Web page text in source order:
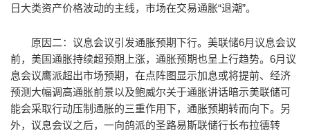
日大类资产价格波动的主线，市场在交易通胀“退潮”。
原因二：议息会议引发通胀预期下行。美联储6月议息会议
前，美国通胀持续超预期上涨，通胀预期也呈上行趋势。6月议
息会议鹰派超出市场预期，在点阵图显示加息或将提前、经济
预测大幅调高通胀前景以及鲍威尔关于通胀讲话暗示美联储可
能会采取行动压制通胀的三重作用下，通胀预期转而向下。另
外，议息会议之后，一向鸽派的圣路易斯联储行长布拉德转